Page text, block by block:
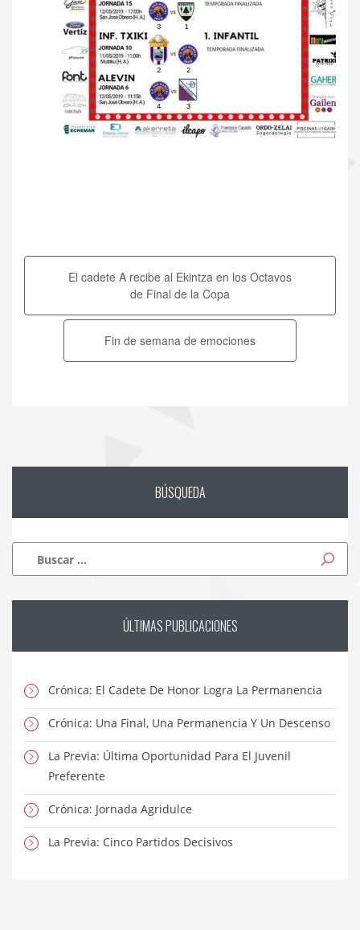
de
El cadete A recibe al Ekintza en los Octavos
de Final de la Copa
Fin de semana de emociones
BÚSQUEDA
ÚLTIMASPUBLICACIONES
Crónica: El Cadete De Honor Logra La Permanencia
Crónica: Una Final, Una Permanencia Y Un Descenso
La Previa: Última Oportunidad Para El Juvenil
Preferente
Crónica: Jornada Agridulce
La Previa: Cinco Partidos Decisivos